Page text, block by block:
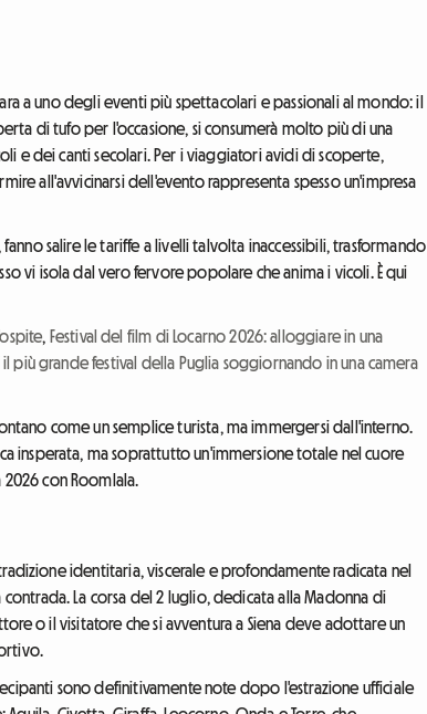
a uno degli eventi più spettacolari e passionali al mondo: il
di tufo per l'occasione, si consumerà molto più di una
e dei canti secolari. Per i viaggiatori avidi di scoperte,
all'avvicinarsi dell'evento rappresenta spesso un'impresa
salire le tariffe a livelli talvolta inaccessibili, trasformando
vi isola dal vero fervore popolare che anima i vicoli. È qui
Festival del film di Locarno 2026: alloggiare in una
il più grande festival della Puglia soggiornando in una camera
come un semplice turista, ma immergersi dall'interno.
insperata, ma soprattutto un'immersione totale nel cuore
con Roomlala.
identitaria, viscerale e profondamente radicata nel
La corsa del 2 luglio, dedicata alla Madonna di
o il visitatore che si avventura a Siena deve adottare un
sono definitivamente note dopo l'estrazione ufficiale